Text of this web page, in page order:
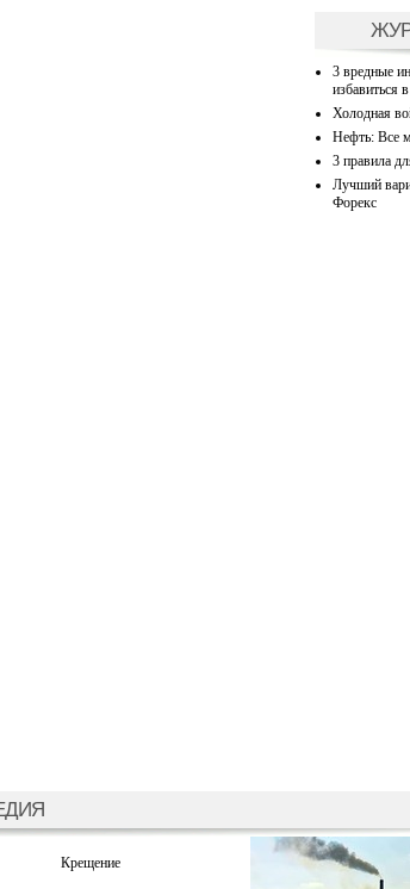
3 вредные
избавиться
Холодная
Нефть: Все
3 правила
Лучший
Форекс
Крещение